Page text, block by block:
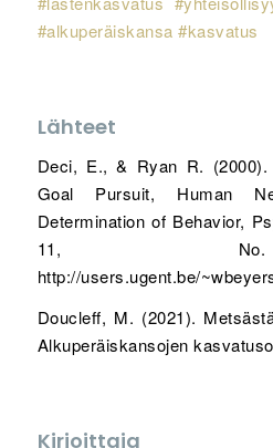
#alkuperäiskansa #kasvatus
Lähteet
Deci, E., & Ryan R.
Goal Pursuit, Human
Determination of Behavior,
11,
http://users.ugent.be/
Doucleff, M. (2021).
Alkuperäiskansojen
Kirjoittaja